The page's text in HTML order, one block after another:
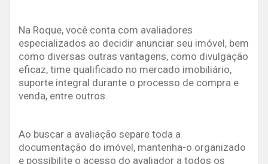
Na Roque, você conta com avaliadores
especializados ao decidir anunciar seu imóvel, bem
como diversas outras vantagens, como divulgação
eficaz, time qualificado no mercado imobiliário,
suporte integral durante o processo de compra e
venda, entre outros.
Ao buscar a avaliação separe toda a
documentação do imóvel, mantenha-o organizado
e possibilite o acesso do avaliador a todos os